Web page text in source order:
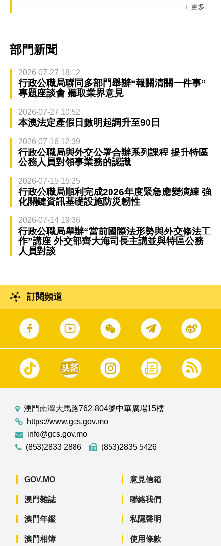
+ 更多
部門新聞
2026-07-27 18:12
行政公職局聯同多部門舉辦“報關清關一件事”
專題座談會 聽取業界意見
2026-07-27 10:52
本澳法定產假日數明起調升至90日
2026-07-16 12:39
行政公職局與外交公署合辦系列課程 提升特區
公務人員對領事業務的認識
2026-07-15 15:25
行政公職局順利完成2026年度緊急應變演練 強
化關鍵資訊基礎設施防災韌性
2026-07-14 19:36
行政公職局舉辦“當前國際法形勢與外交條法工
作”講座 外交部齊大海司長主講並與特區公務
人員對談
訂閱頻道
澳門南灣大馬路762-804號中華廣場15樓
https://www.gcs.gov.mo
info@gcs.gov.mo
(853)2833 2886
(853)2835 5426
GOV.MO
澳門雜誌
澳門年鑑
澳門相簿
意見信箱
聯絡我們
私隱聲明
使用條款